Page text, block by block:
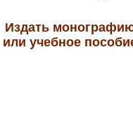
Издать
или учебное